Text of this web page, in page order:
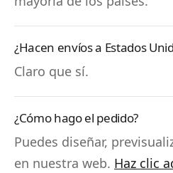
¿Hacen envíos a Estados
Claro que sí.
¿Cómo hago el pedido?
Puedes diseñar,
en nuestra web. Haz clic